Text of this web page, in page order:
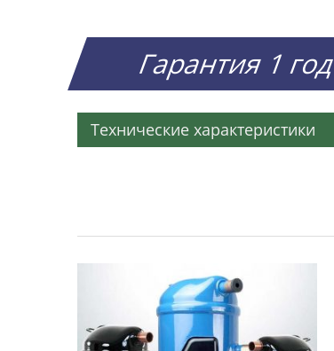
Гарантия 1 год
Технические характеристики